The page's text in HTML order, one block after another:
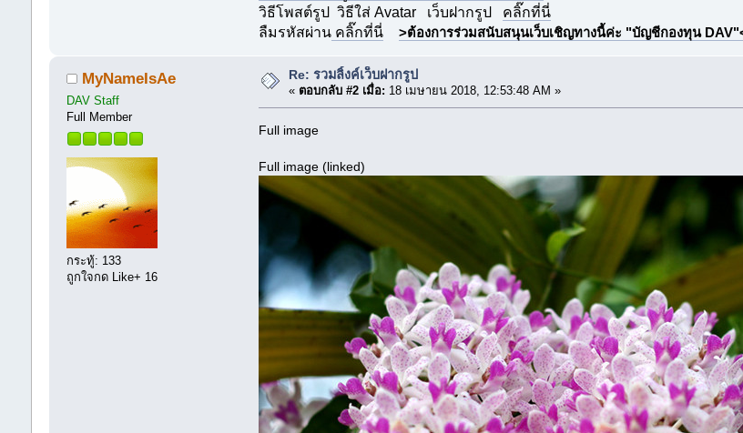
วิธีโพสต์รูป วิธีใส่ Avatar เว็บฝากรูป
คลิ๊กที่นี่
ลืมรหัสผ่าน คลิ๊กที่นี่ >ต้องการร่วมสนับสนุนเว็บเชิญทางนี้ค่ะ "บัญชีกองทุน
MyNameIsAe
DAV Staff
Full Member
กระทู้: 133
ถูกใจกด Like+ 16
Re: รวมลิ้งค์เว็บฝากรูป
« ตอบกลับ #2 เมื่อ: 18 เมษายน 2018, 12:53:48 AM »
Full image
Full image (linked)